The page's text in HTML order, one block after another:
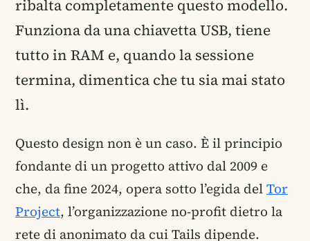
ribalta completamente questo modello.
Funziona da una chiavetta USB, tiene
tutto in RAM e, quando la sessione
termina, dimentica che tu sia mai stato
lì.
Questo design non è un caso. È il principio
fondante di un progetto attivo dal 2009 e
che, da fine 2024, opera sotto l’egida delTor
Project, l’organizzazione no-profit dietro la
rete di anonimato da cui Tails dipende.